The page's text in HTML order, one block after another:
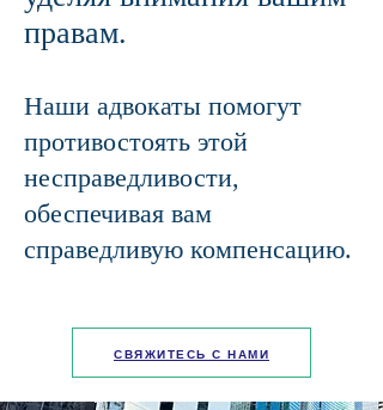
правам.
Наши адвокаты помогут
противостоять этой
несправедливости,
обеспечивая вам
справедливую компенсацию.
СВЯЖИТЕСЬ С НАМИ